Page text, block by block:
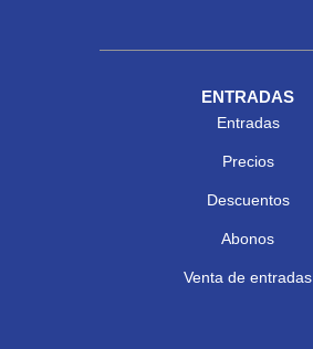
ENTRADAS
Entradas
Precios
Descuentos
Abonos
Venta de entradas